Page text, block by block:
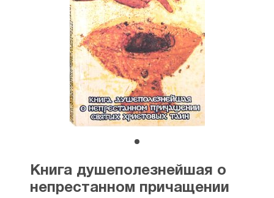
Книга душеполезнейшая о
непрестанном причащении